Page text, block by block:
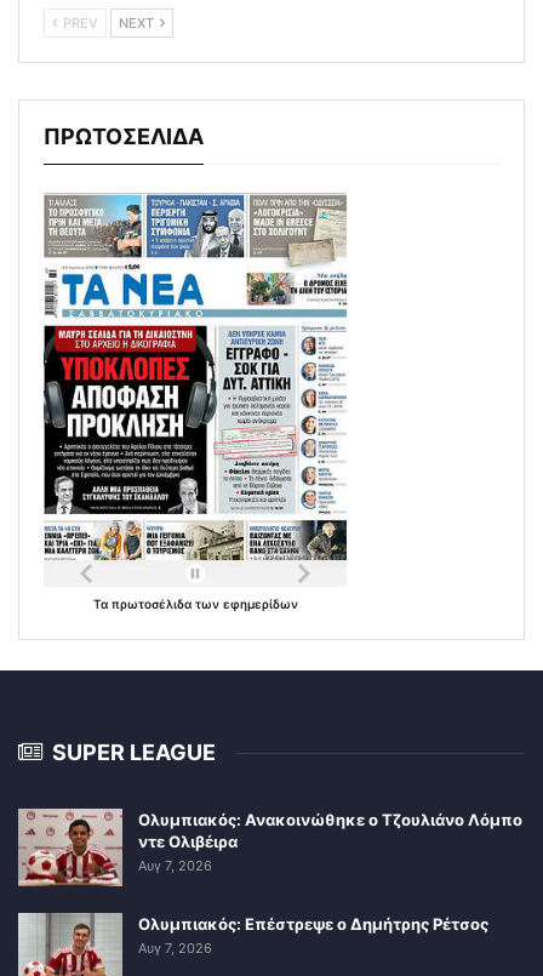
PREV NEXT
ΠΡΩΤΟΣΕΛΙΔΑ
Τα πρωτοσέλιδα των εφημερίδων
SUPER LEAGUE
Ολυμπιακός: Ανακοινώθηκε ο Τζουλιάνο Λόμπο
ντε Ολιβέιρα
Αυγ 7, 2026
Ολυμπιακός: Επέστρεψε ο Δημήτρης Ρέτσος
Αυγ 7, 2026